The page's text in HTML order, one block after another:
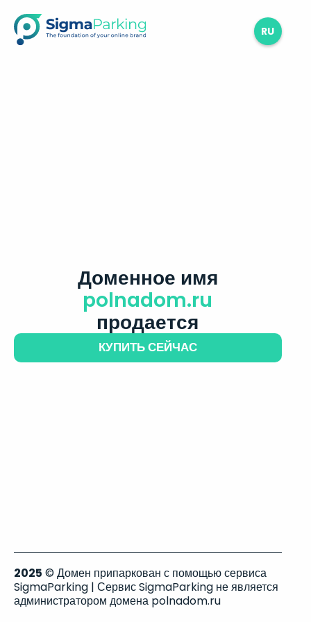
RU
Доменное имя
polnadom.ru
продается
КУПИТЬ СЕЙЧАС
2025 © Домен припаркован с помощью сервиса
SigmaParking | Сервис SigmaParking не является
администратором домена polnadom.ru